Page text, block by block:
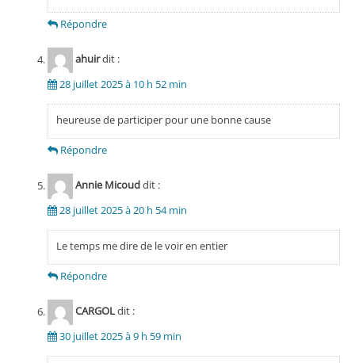
Répondre
ahuirdit :
28 juillet 2025 à 10 h 52 min
heureuse de participer pour une bonne cause
Répondre
Annie Micouddit :
28 juillet 2025 à 20 h 54 min
Le temps me dire de le voir en entier
Répondre
CARGOLdit :
30 juillet 2025 à 9 h 59 min